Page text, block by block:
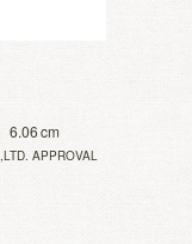
6.06
APPROVAL